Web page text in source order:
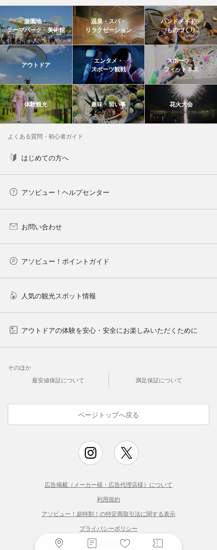
遊園地・
テーマパーク・美術館
温泉・スパ・
リラクゼーション
ハンドメイド・
ものづくり
アウトドア
エンタメ・
スポーツ観戦
スポーツ・
フィットネス
体験観光 趣味・習い事 花火大会
よくある質問・初心者ガイド
はじめての方へ
アソビュー！ヘルプセンター
お問い合わせ
アソビュー！ポイントガイド
人気の観光スポット情報
アウトドアの体験を安心・安全にお楽しみいただくために
そのほか
最安値保証について
満足保証について
ページトップへ戻る
広告掲載（メーカー様・広告代理店様）について
利用規約
アソビュー！超特割！の特定商取引法に関する表示
プライバシーポリシー